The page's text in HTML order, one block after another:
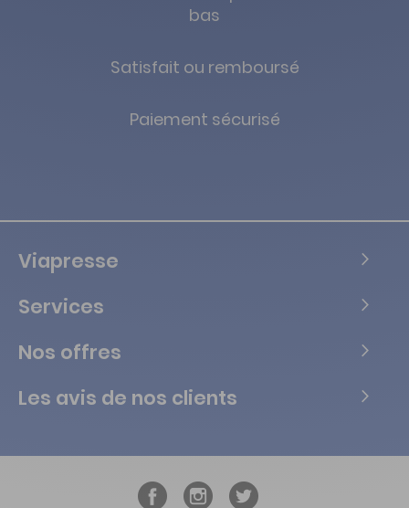
bas
Satisfait ou remboursé
Paiement sécurisé
Viapresse
Services
Nos offres
Les avis de nos clients